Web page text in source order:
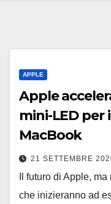
APPLE
Apple
mini-LED per
MacBook
21 SETTEMBRE
Il futuro di Apple,
che inizieranno ad